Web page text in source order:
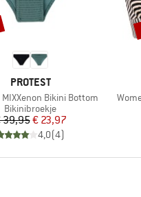
MERK
PROTEST
Bikini Bottom
Productgroep
Bikinibroekje
Prijs
39,95Verlaagde prijs
€ 23,97
4,0(4)
Artikel